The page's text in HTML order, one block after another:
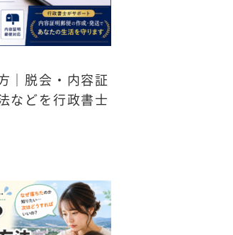
｜脱会・内容証
などを行政書士